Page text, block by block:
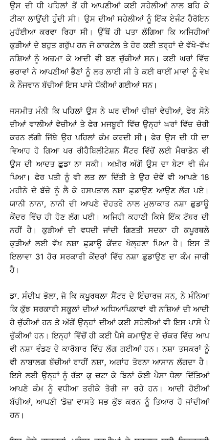
ਉਸ ਦੀ ਧੀ ਪਹਿਲਾਂ ਤੋਂ ਹੀ ਆਪਣੀਆਂ ਕਈ ਸਹੇਲੀਆਂ ਨਾਲ ਬਹਿ ਕੇ
ਟੀਕਾ ਲਾਉਂਦੀ ਹੁੰਦੀ ਸੀ। ਉਸ ਦੀਆਂ ਸਹੇਲੀਆਂ ਨੂੰ ਇੱਕ ਏਜੰਟ ਹੈਰੋਇਨ
ਮੁਹੱਈਆ ਕਰਵਾ ਰਿਹਾ ਸੀ। ਉੱਥੋਂ ਹੀ ਪਤਾ ਲੱਗਿਆ ਕਿ ਅਜਿਹੀਆਂ
ਕੁੜੀਆਂ ਦੇ ਬਹੁਤ ਗਰੁੱਪ ਹਨ ਜੋ ਕਾਕਟੇਲ ਤੇ ਹੋਰ ਕਈ ਤਰ੍ਹਾਂ ਦੇ ਵੱਖੋ-ਵੱਖ
ਨਸ਼ਿਆਂ ਨੂੰ ਅਜ਼ਮਾ ਕੇ ਆਦੀ ਵੀ ਬਣ ਚੁੱਕੀਆਂ ਸਨ। ਕਈ ਘਰਾਂ ਵਿੱਚ
ਭਰਾਵਾਂ ਨੇ ਆਪਣੀਆਂ ਭੈਣਾਂ ਨੂੰ ਲਤ ਲਾਈ ਸੀ ਤੇ ਕਈ ਥਾਈਂ ਮਾਵਾਂ ਨੂੰ ਵੇਖ
ਕੇ ਨੌਜਵਾਨ ਬੱਚੀਆਂ ਇਸ ਪਾਸੇ ਧੱਕੀਆਂ ਗਈਆਂ ਸਨ।
ਜਸਮੀਤ ਮੰਨੀ ਕਿ ਪਹਿਲਾਂ ਉਸ ਨੇ ਘਰ ਦੀਆਂ ਚੀਜ਼ਾਂ ਵੇਚੀਆਂ, ਫੇਰ ਸੋਨੇ
ਦੀਆਂ ਵਾਲੀਆਂ ਵੇਚੀਆਂ ਤੇ ਫੇਰ ਮਜਬੂਰੀ ਵਿੱਚ ਉਨ੍ਹਾਂ ਘਰਾਂ ਵਿੱਚ ਚੋਰੀ
ਕਰਨ ਲੱਗੀ ਜਿੱਥੇ ਉਹ ਪਹਿਲਾਂ ਕੰਮ ਕਰਦੀ ਸੀ। ਫੇਰ ਉਸ ਦੀ ਧੀ ਦਾ
ਵਿਆਹ ਹੋ ਗਿਆ ਪਰ ਰੀਹੈਬਿਲੀਟੇਸ਼ਨ ਸੈਂਟਰ ਵਿੱਚੋਂ ਲਈ ਮੈਥਾਡੋਨ ਵੀ
ਉਸ ਦੀ ਆਦਤ ਛੁਡਾ ਨਾ ਸਕੀ। ਅਖ਼ੀਰ ਅੱਗੋਂ ਉਸ ਦਾ ਬੇਟਾ ਵੀ ਜੰਮ
ਪਿਆ। ਫੇਰ ਪਤੀ ਨੂੰ ਵੀ ਲਤ ਲਾ ਦਿੱਤੀ ਤੇ ਉਹ ਦੋਵੇਂ ਵੀ ਆਪਣੇ 18
ਮਹੀਨੇ ਦੇ ਬੱਚੇ ਨੂੰ ਲੈ ਕੇ ਹਸਪਤਾਲ ਨਸ਼ਾ ਛੁਡਾਉਣ ਆਉਣ ਲੱਗ ਪਏ।
ਯਾਨੀ ਨਾਨਾ, ਨਾਨੀ ਦੀ ਆਪਣੇ ਦੋਹਤਰੇ ਨਾਲ ਮੁਲਾਕਾਤ ਨਸ਼ਾ ਛੁਡਾਊ
ਕੇਂਦਰ ਵਿੱਚ ਹੀ ਹੋਣ ਲੱਗ ਪਈ। ਅਜਿਹੀ ਕਹਾਣੀ ਕਿਸੇ ਇੱਕ ਟੱਬਰ ਦੀ
ਨਹੀਂ ਹੈ। ਕੁੜੀਆਂ ਦੀ ਵਧਦੀ ਜਾਂਦੀ ਗਿਣਤੀ ਸਦਕਾ ਹੀ ਕਪੂਰਥਲੇ
ਕੁੜੀਆਂ ਲਈ ਵੱਖ ਨਸ਼ਾ ਛੁਡਾਊ ਕੇਂਦਰ ਖੋਲ੍ਹਣਾ ਪਿਆ ਹੈ। ਇਸ ਤੋਂ
ਇਲਾਵਾ 31 ਹੋਰ ਸਰਕਾਰੀ ਕੇਂਦਰਾਂ ਵਿੱਚ ਨਸ਼ਾ ਛੁਡਾਉਣ ਦਾ ਕੰਮ ਜਾਰੀ
ਹੈ।
ਡਾ. ਸੰਦੀਪ ਭੋਲਾ, ਜੋ ਕਿ ਕਪੂਰਥਲਾ ਸੈਂਟਰ ਦੇ ਇੰਚਾਰਜ ਸਨ, ਨੇ ਮੰਨਿਆ
ਕਿ ਕੁੱਝ ਸਰਕਾਰੀ ਸਕੂਲਾਂ ਦੀਆਂ ਅਧਿਆਪਿਕਾਵਾਂ ਵੀ ਨਸ਼ਿਆਂ ਦੀ ਆਦੀ
ਹੋ ਚੁੱਕੀਆਂ ਹਨ ਤੇ ਅੱਗੋਂ ਉਨ੍ਹਾਂ ਦੀਆਂ ਕਈ ਸਹੇਲੀਆਂ ਵੀ ਇਸ ਪਾਸੇ ਪੈ
ਚੁੱਕੀਆਂ ਹਨ। ਇਨ੍ਹਾਂ ਵਿੱਚੋਂ ਹੀ ਕਈ ਪੈਸੇ ਕਮਾਉਣ ਦੇ ਚੱਕਰ ਵਿੱਚ ਆਪ
ਵੀ ਨਸ਼ਾ ਵੰਡਣ ਦੇ ਕਾਰੋਬਾਰ ਵਿੱਚ ਲੱਗ ਗਈਆਂ ਹਨ। ਨਸ਼ਾ ਤਸਕਰਾਂ ਨੂੰ
ਵੀ ਨਾਬਾਲਗ ਬੱਚੀਆਂ ਰਾਹੀਂ ਨਸ਼ਾ, ਅਗਾਂਹ ਤੋਰਨਾ ਆਸਾਨ ਲੱਗਦਾ ਹੈ।
ਇਸੇ ਲਈ ਉਨ੍ਹਾਂ ਨੂੰ ਰੱਤਾ ਕੁ ਚਟਾ ਕੇ ਬਿਨਾਂ ਕੋਈ ਪੈਸਾ ਧੇਲਾ ਦਿੱਤਿਆਂ
ਆਪਣੇ ਕੰਮ ਨੂੰ ਵਧੀਆ ਤਰੀਕੇ ਤੋਰੀ ਜਾ ਰਹੇ ਹਨ। ਆਦੀ ਹੋਈਆਂ
ਬੱਚੀਆਂ, ਆਪਣੀ ‘ਡੋਜ਼’ ਵਾਸਤੇ ਸਭ ਕੁੱਝ ਕਰਨ ਨੂੰ ਤਿਆਰ ਹੋ ਜਾਂਦੀਆਂ
ਹਨ।